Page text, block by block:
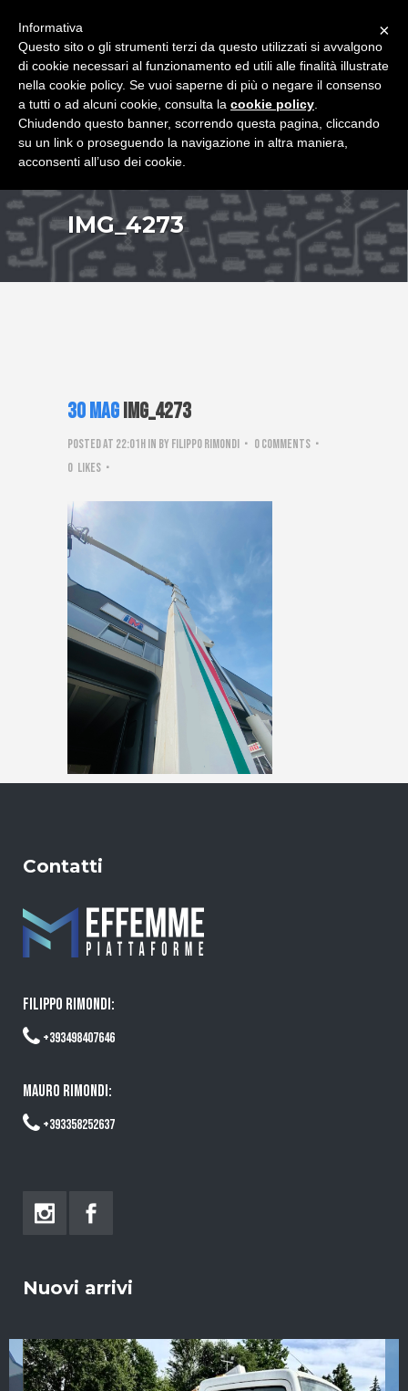
IMG_4273
30 MagIMG_4273
Posted at 22:01hin by Filippo Rimondi
0 Comments
0 Likes
Contatti
FILIPPO RIMONDI:
+393498407646
MAURO RIMONDI:
+393358252637
Nuovi arrivi
×
Informativa
Questo sito o gli strumenti terzi da questo utilizzati si avvalgono
di cookie necessari al funzionamento ed utili alle finalità illustrate
nella cookie policy. Se vuoi saperne di più o negare il consenso
a tutti o ad alcuni cookie, consulta la cookie policy
Chiudendo questo banner, scorrendo questa pagina, cliccando
su un link o proseguendo la navigazione in altra maniera,
acconsenti all’uso dei cookie.